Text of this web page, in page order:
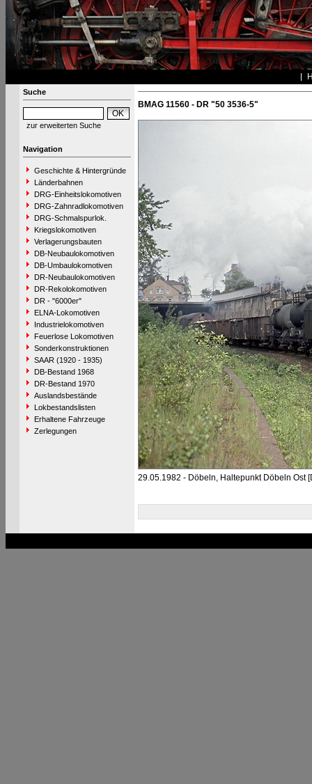
Suche
zur erweiterten Suche
Navigation
Geschichte & Hintergründe
Länderbahnen
DRG-Einheitslokomotiven
DRG-Zahnradlokomotiven
DRG-Schmalspurlok.
Kriegslokomotiven
Verlagerungsbauten
DB-Neubaulokomotiven
DB-Umbaulokomotiven
DR-Neubaulokomotiven
DR-Rekolokomotiven
DR - "6000er"
ELNA-Lokomotiven
Industrielokomotiven
Feuerlose Lokomotiven
Sonderkonstruktionen
SAAR (1920 - 1935)
DB-Bestand 1968
DR-Bestand 1970
Auslandsbestände
Lokbestandslisten
Erhaltene Fahrzeuge
Zerlegungen
BMAG 11560 - DR "50 3536-5"
29.05.1982 - Döbeln, Haltepunkt Döbeln Ost